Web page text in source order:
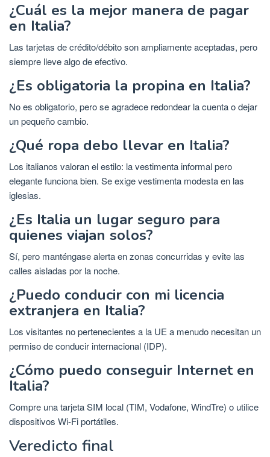
¿Cuál es la mejor manera de pagar
en Italia?
Las tarjetas de crédito/débito son ampliamente aceptadas, pero
siempre lleve algo de efectivo.
¿Es obligatoria la propina en Italia?
No es obligatorio, pero se agradece redondear la cuenta o dejar
un pequeño cambio.
¿Qué ropa debo llevar en Italia?
Los italianos valoran el estilo: la vestimenta informal pero
elegante funciona bien. Se exige vestimenta modesta en las
iglesias.
¿Es Italia un lugar seguro para
quienes viajan solos?
Sí, pero manténgase alerta en zonas concurridas y evite las
calles aisladas por la noche.
¿Puedo conducir con mi licencia
extranjera en Italia?
Los visitantes no pertenecientes a la UE a menudo necesitan un
permiso de conducir internacional (IDP).
¿Cómo puedo conseguir Internet en
Italia?
Compre una tarjeta SIM local (TIM, Vodafone, WindTre) o utilice
dispositivos Wi-Fi portátiles.
Veredicto final